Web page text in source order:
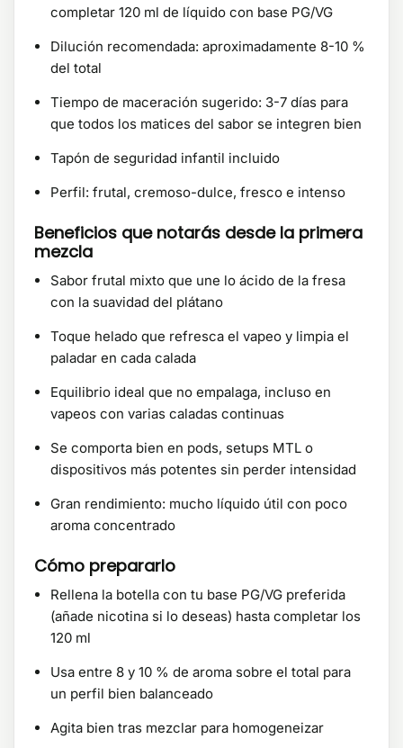
completar 120 ml de líquido con base PG/VG
Dilución recomendada: aproximadamente 8-10 %
del total
Tiempo de maceración sugerido: 3-7 días para
que todos los matices del sabor se integren bien
Tapón de seguridad infantil incluido
Perfil: frutal, cremoso-dulce, fresco e intenso
Beneficios que notarás desde la primera
mezcla
Sabor frutal mixto que une lo ácido de la fresa
con la suavidad del plátano
Toque helado que refresca el vapeo y limpia el
paladar en cada calada
Equilibrio ideal que no empalaga, incluso en
vapeos con varias caladas continuas
Se comporta bien en pods, setups MTL o
dispositivos más potentes sin perder intensidad
Gran rendimiento: mucho líquido útil con poco
aroma concentrado
Cómo prepararlo
Rellena la botella con tu base PG/VG preferida
(añade nicotina si lo deseas) hasta completar los
120 ml
Usa entre 8 y 10 % de aroma sobre el total para
un perfil bien balanceado
Agita bien tras mezclar para homogeneizar